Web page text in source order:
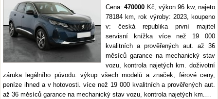
Cena:470000 Kč, výkon 96 kw, najeto
78184 km, rok výroby: 2023, koupeno
v: česká republika první majitel
servisní knížka více než 19 000
kvalitních a prověřených aut. až 36
měsíců garance na mechanický stav
vozu, kontrola najetých km. doživotní
záruka legálního původu. výkup všech modelů a značek, férové ceny,
peníze ihned a v hotovosti. více než 19 000 kvalitních a prověřených aut.
až 36 měsíců garance na mechanický stav vozu, kontrola najetých km.…